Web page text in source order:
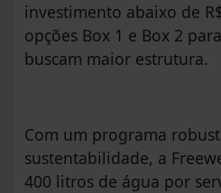
investimento abaixo de
opções Box 1 e Box 2
buscam maior estrutura.
Com um programa
sustentabilidade, a
400 litros de água por